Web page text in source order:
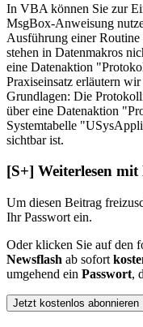
In VBA können Sie zur
MsgBox-Anweisung
Ausführung einer
stehen in Datenmakros
eine Datenaktion
Praxiseinsatz erläutern
Grundlagen: Die
über eine Datenaktion
Systemtabelle
sichtbar ist.
[S+] Weiterlesen
Um diesen Beitrag
Ihr Passwort ein.
Oder klicken Sie auf den
Newsflash ab sofort
umgehend ein Passwort,
Jetzt kostenlos abonnieren